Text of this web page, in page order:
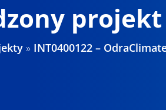
projekt
» INT0400122 –